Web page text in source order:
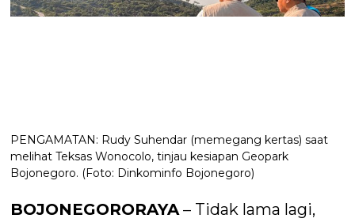
PENGAMATAN: Rudy Suhendar (memegang kertas) saat
melihat Teksas Wonocolo, tinjau kesiapan Geopark
Bojonegoro. (Foto: Dinkominfo Bojonegoro)
BOJONEGORORAYA – Tidak lama lagi,